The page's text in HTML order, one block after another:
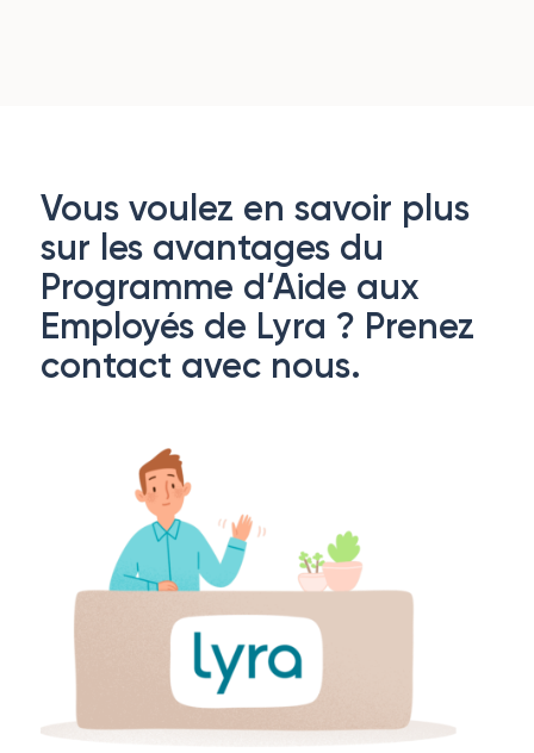
Vous voulez en savoir plus
sur les avantages du
Programme d‘Aide aux
Employés de Lyra ? Prenez
contact avec nous.